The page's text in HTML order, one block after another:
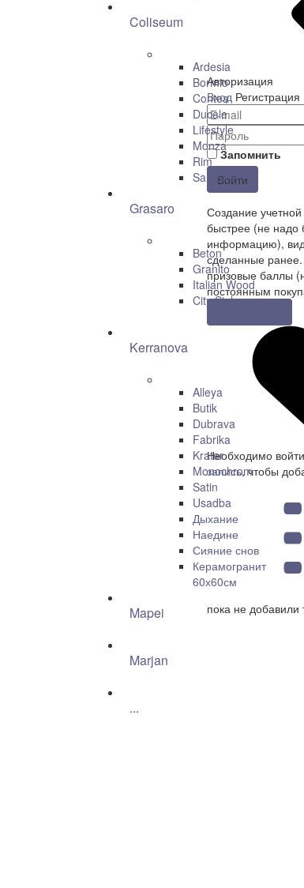
Coliseum
Ardesia
Bormio
Contea
Ducale
Lifestyle
Monza
Rim
San Siro
Grasaro
Beton
Granito
Italian Wood
City Style
Kerranova
Alleya
Butik
Dubrava
Fabrika
Krater
Monochrom
Satin
Usadba
Дыхание
Наедине
Сияние снов
Керамогранит
60х60см
Mapei
Marjan
...
Авторизация
Вход Регистрация
Запомнить
Войти
Создание
быстрее (не надо
информацию),
сделанные ранее.
призовые баллы
постоянным
Необходимо
запись, чтобы
пока не